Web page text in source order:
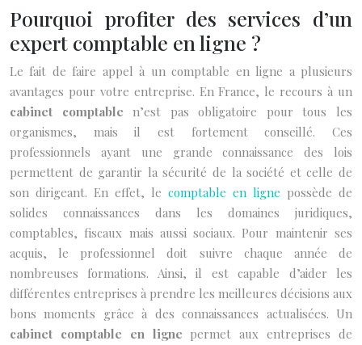
Pourquoi profiter des services d’un
expert comptable en ligne ?
Le fait de faire appel à un comptable en ligne a plusieurs
avantages pour votre entreprise. En France, le recours à un
cabinet comptable n’est pas obligatoire pour tous les
organismes, mais il est fortement conseillé. Ces
professionnels ayant une grande connaissance des lois
permettent de garantir la sécurité de la société et celle de
son dirigeant. En effet, le comptable en ligne possède de
solides connaissances dans les domaines juridiques,
comptables, fiscaux mais aussi sociaux. Pour maintenir ses
acquis, le professionnel doit suivre chaque année de
nombreuses formations. Ainsi, il est capable d’aider les
différentes entreprises à prendre les meilleures décisions aux
bons moments grâce à des connaissances actualisées. Un
cabinet comptable en ligne permet aux entreprises de